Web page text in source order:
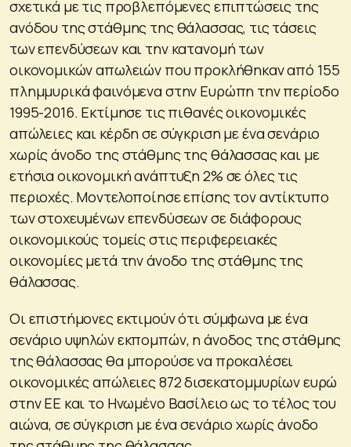
σχετικά με τις προβλεπόμενες επιπτώσεις της
ανόδου της στάθμης της θάλασσας, τις τάσεις
των επενδύσεων και την κατανομή των
οικονομικών απωλειών που προκλήθηκαν από 155
πλημμυρικά φαινόμενα στην Ευρώπη την περίοδο
1995-2016. Εκτίμησε τις πιθανές οικονομικές
απώλειες και κέρδη σε σύγκριση με ένα σενάριο
χωρίς άνοδο της στάθμης της θάλασσας και με
ετήσια οικονομική ανάπτυξη 2% σε όλες τις
περιοχές. Μοντελοποίησε επίσης τον αντίκτυπο
των στοχευμένων επενδύσεων σε διάφορους
οικονομικούς τομείς στις περιφερειακές
οικονομίες μετά την άνοδο της στάθμης της
θάλασσας.
Οι επιστήμονες εκτιμούν ότι σύμφωνα με ένα
σενάριο υψηλών εκπομπών, η άνοδος της στάθμης
της θάλασσας θα μπορούσε να προκαλέσει
οικονομικές απώλειες 872 δισεκατομμυρίων ευρώ
στην ΕΕ και το Ηνωμένο Βασίλειο ως το τέλος του
αιώνα, σε σύγκριση με ένα σενάριο χωρίς άνοδο